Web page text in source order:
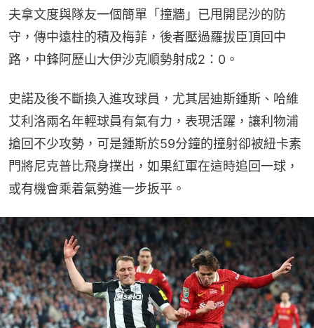
夫拿文度與隊友一個簡單「撞牆」已甩開昆沙的防
守，傳中遠柱的積及梅菲，後者壓過羅拔臣頂回中
路，中鋒阿歷山大伊沙克順勢射成2：0。
史諾及後不斷換入進攻球員，尤其居迪斯鍾斯、哈維
艾利洛兩名年輕球員有氣有力，表現活躍，讓利物浦
搶回不少攻勢，可是鍾斯於59分鐘的撞射卻被紐卡素
門將尼克普比飛身撲出，如果紅軍在這時追回一球，
或有機會乘着氣勢進一步扳平。